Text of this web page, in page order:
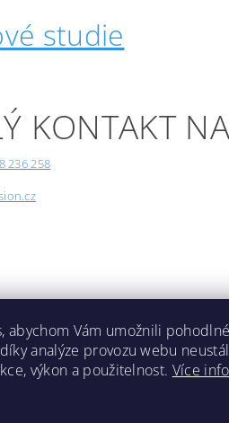
studie
KONTAKT
236 258
Lokality
abychom Vám umožnili pohodlné
analýze provozu webu
výkon a použitelnost. Více